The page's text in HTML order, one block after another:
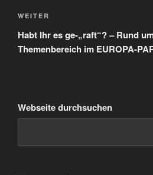
Nächster
Beitrag
WEITER
Habt Ihr es ge-„raft“? – Rund
Themenbereich im EUROPA-
Webseite durchsuchen